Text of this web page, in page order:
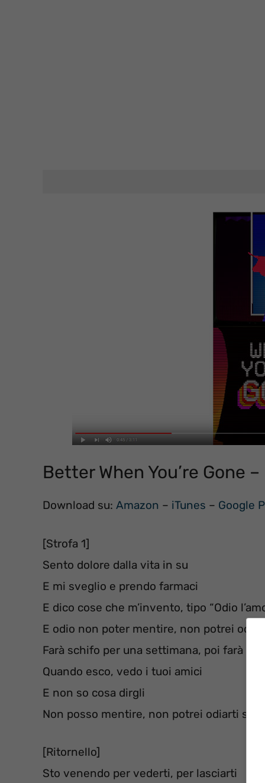
Better When You’re Gone
Download su: Amazon – iTunes – Google
[Strofa 1]
Sento dolore dalla vita in su
E mi sveglio e prendo farmaci
E dico cose che m’invento, tipo “Odio
E odio non poter mentire, non potrei
Farà schifo per una settimana, poi farà
Quando esco, vedo i tuoi amici
E non so cosa dirgli
Non posso mentire, non potrei odiarti se ci
[Ritornello]
Sto venendo per vederti, per lasciarti